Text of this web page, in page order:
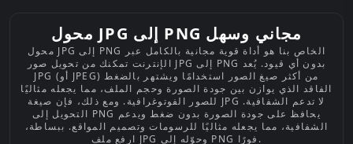
محول JPG إلى PNG مجاني وسهل
محول JPG إلى PNG الخاص بنا هو أداة قوية مجانية بالكامل عبر
الإنترنت تمكنك من تحويل صور JPG إلى PNG بدون أي قيود. يُعد
JPG (أو JPEG) من أكثر صيغ الصور استخدامًا ويشتهر بالضغط
الفاقد الذي يوازن بين جودة الصورة وحجم الملف، مما يجعله مثاليًا
للصور الفوتوغرافية. ومع ذلك، فإن صيغة JPG لا تدعم الشفافية.
التحويل إلى PNG يحافظ على جودة الصورة بدون ضغط ويدعم
الشفافية، مما يجعله مثاليًا للرسومات وتصميم المواقع. ببساطة،
ارفع ملف JPG وحوّله إلى PNG فورًا.